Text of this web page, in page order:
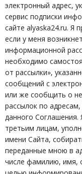
электронный адрес,
сервис подписки
сайте alyaska24.ru. Я
если у меня
информационной
необходимо
от рассылки»,
сообщений с
или же сообщить о
рассылок по
данного
третьим лицам,
имени Сайта,
переданные мною в
числе фамилию, имя,